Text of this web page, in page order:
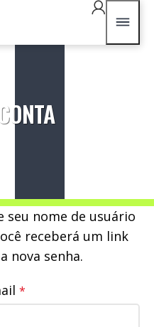
seu nome de usuário
receberá um link
nova senha.
*